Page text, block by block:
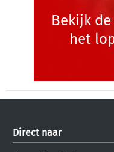
Bekijk
het
Direct naar